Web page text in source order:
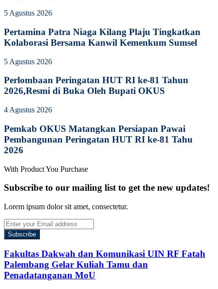
5 Agustus 2026
Pertamina Patra Niaga Kilang Plaju Tingkatkan
Kolaborasi Bersama Kanwil Kemenkum Sumsel
5 Agustus 2026
Perlombaan Peringatan HUT RI ke-81 Tahun
2026,Resmi di Buka Oleh Bupati OKUS
4 Agustus 2026
Pemkab OKUS Matangkan Persiapan Pawai
Pembangunan Peringatan HUT RI ke-81 Tahu
2026
With Product You Purchase
Subscribe to our mailing list to get the new updates!
Lorem ipsum dolor sit amet, consectetur.
Enter
your
Email
address
Fakultas Dakwah dan Komunikasi UIN RF Fatah
Palembang Gelar Kuliah Tamu dan
Penadatanganan MoU